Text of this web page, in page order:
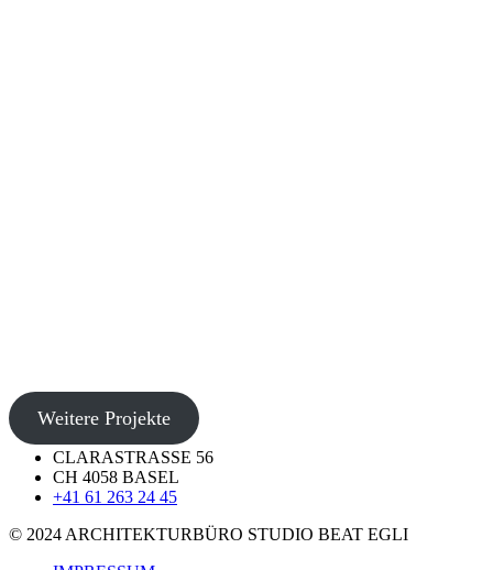
Weitere Projekte
CLARASTRASSE 56
CH 4058 BASEL
+41 61 263 24 45
© 2024 ARCHITEKTURBÜRO STUDIO BEAT EGLI